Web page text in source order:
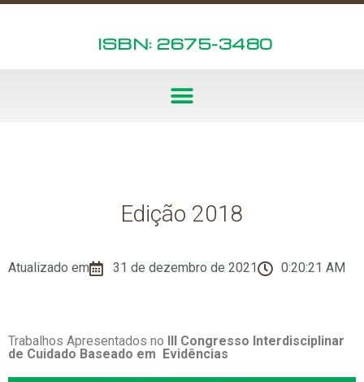
ISBN: 2675-3480
Edição 2018
Atualizado em 31 de dezembro de 2021 0:20:21 AM
Trabalhos Apresentados no III Congresso Interdisciplinar
de Cuidado Baseado em Evidências